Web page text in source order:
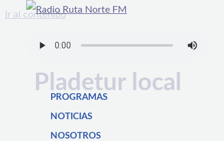
Ir al contenido
PROGRAMAS
NOTICIAS
NOSOTROS
Pladetur local